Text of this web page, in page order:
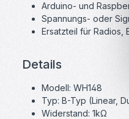
Arduino- und
Spannungs- oder
Ersatzteil für Radios,
Details
Modell: WH148
Typ: B-Typ (Linear,
Widerstand: 1kΩ